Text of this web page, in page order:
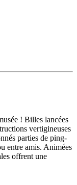
! Billes lancées
vertigineuses
parties de ping-
entre amis. Animées
offrent une